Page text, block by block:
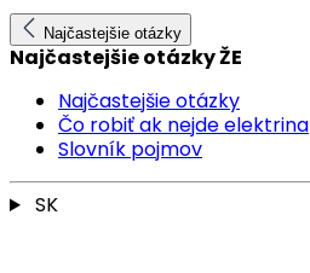
Najčastejšie otázky
Najčastejšie otázky ŽE
Najčastejšie otázky
Čo robiť ak nejde elektrina
Slovník pojmov
SK